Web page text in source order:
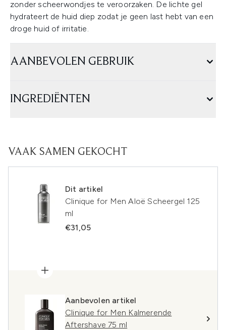
zonder scheerwondjes te veroorzaken. De lichte gel
hydrateert de huid diep zodat je geen last hebt van een
droge huid of irritatie.
AANBEVOLEN GEBRUIK
INGREDIËNTEN
VAAK SAMEN GEKOCHT
Dit artikel
Clinique for Men Aloë Scheergel 125
ml
€31,05
Aanbevolen artikel
Clinique for Men Kalmerende
Aftershave 75 ml